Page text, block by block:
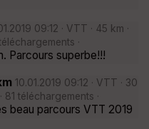
09:12 · VTT · 45 km ·
·
Parcours superbe!!!
10.01.2019 09:12 · VTT · 30
81 téléchargements ·
beau parcours VTT 2019